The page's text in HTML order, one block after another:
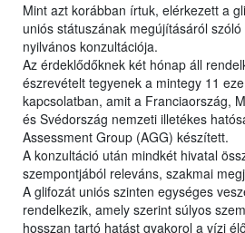
Mint azt korábban írtuk, elérkezett a
uniós státuszának megújításáról
nyilvános konzultációja.
Az érdeklődőknek két hónap áll
észrevételt tegyenek a mintegy 11
kapcsolatban, amit a Franciaország,
és Svédország nemzeti illetékes
Assessment Group (AGG) készített.
A konzultáció után mindkét hivatal
szempontjából releváns, szakmai
A glifozát uniós szinten egységes
rendelkezik, amely szerint súlyos
hosszan tartó hatást gyakorol a vízi